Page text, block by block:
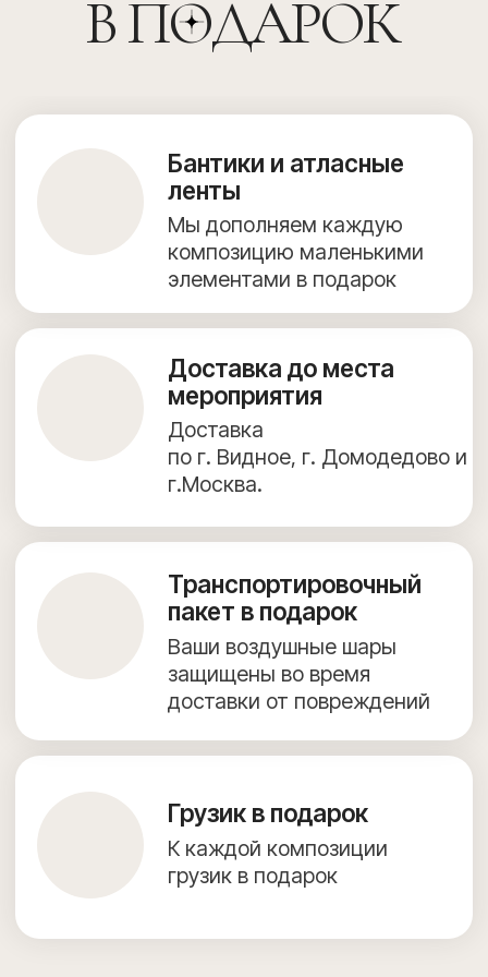
КАТАЛОГ ВОЗДУШНЫХ ШАРОВ
ФОТОЗОНЫ
ПОЛЕЗНОЕ
+7 (967) 271-77-21
г. Видное, Олимпийская улица, 6, 9 этаж, помещение 82